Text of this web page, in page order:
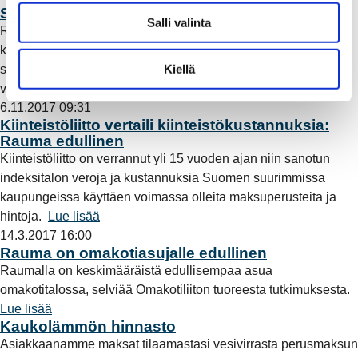
l
i
n
a
Salli valinta
Kiellä
Sopimusehtojen muutokset tulivat voimaan
Rauman Energia Sähköverkko Oy otti 1.7.2019 alkaen
käyttöön uudistetut, alan yleiset, Energiateollisuus ry:n
suosittelemat ja viranomaisten hyväksymät sähkön
verkkopalvelu- ja liittymisehdot. Lue lisää
6.11.2017 09:31
Kiinteistöliitto vertaili kiinteistökustannuksia:
Rauma edullinen
Kiinteistöliitto on verrannut yli 15 vuoden ajan niin sanotun
indeksitalon veroja ja kustannuksia Suomen suurimmissa
kaupungeissa käyttäen voimassa olleita maksuperusteita ja
hintoja.
Lue lisää
14.3.2017 16:00
Rauma on omakotiasujalle edullinen
Raumalla on keskimääräistä edullisempaa asua
omakotitalossa, selviää Omakotiliiton tuoreesta tutkimuksesta.
Lue lisää
Kaukolämmön hinnasto
Asiakkaanamme maksat tilaamastasi vesivirrasta perusmaksun